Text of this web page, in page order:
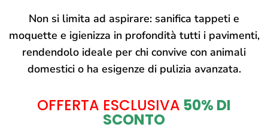
Non si limita ad aspirare: sanifica tappeti e
moquette e igienizza in profondità tutti i pavimenti,
rendendolo ideale per chi convive con animali
domestici o ha esigenze di pulizia avanzata.
OFFERTA ESCLUSIVA 50% DI
SCONTO